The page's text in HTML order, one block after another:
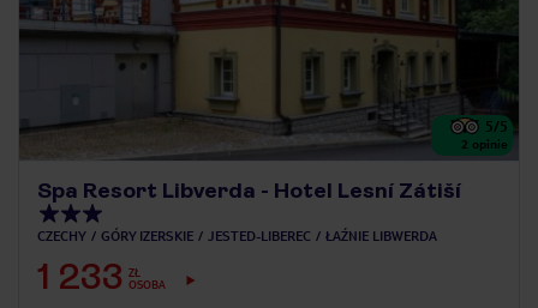
5/5
2 opinie
Spa Resort Libverda - Hotel Lesní Zátiší
CZECHY GÓRY IZERSKIE JESTED-LIBEREC ŁAŹNIE LIBWERDA
1 233 ZŁ
OSOBA